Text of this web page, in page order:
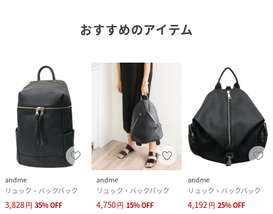
ストラップ長さ：(最短)50cm(最長)：94cm
素材：
合成皮革 100%
性別タイプ レディース
中国
素材 合成皮革
サイズ Fサイズ
おすすめのアイテム
andme
リュック・バックパック
3,828円 35%OFF
andme
リュック・バックパック
4,750円 15%OFF
andme
リュック・バックパック
4,192円 25%OFF